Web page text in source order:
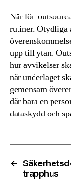
När lön
rutiner. Otydliga
upp till ytan.
hur avvikelser
när underlaget
gemensam
där bara en
dataskydd och
←
trapphus